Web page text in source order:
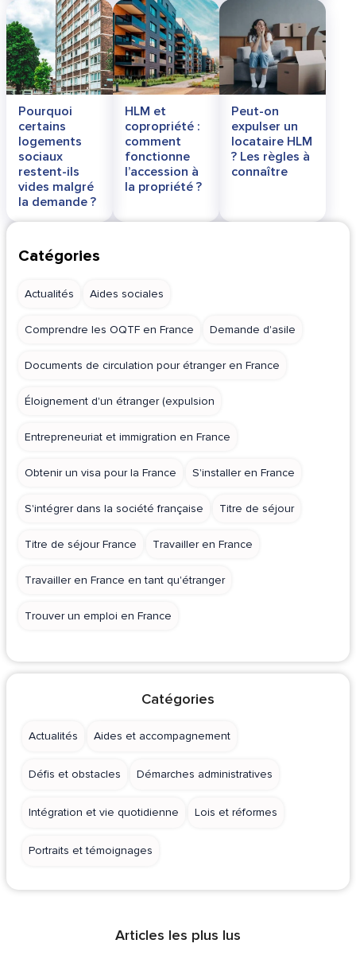
Pourquoi
certains
logements
sociaux
restent-ils
vides malgré
la demande ?
HLM et
copropriété :
comment
fonctionne
l’accession à
la propriété ?
Peut-on
expulser un
locataire HLM
? Les règles à
connaître
Catégories
Actualités Aides sociales
Comprendre les OQTF en France Demande d'asile
Documents de circulation pour étranger en France
Éloignement d'un étranger (expulsion
Entrepreneuriat et immigration en France
Obtenir un visa pour la France S'installer en France
S'intégrer dans la société française Titre de séjour
Titre de séjour France Travailler en France
Travailler en France en tant qu'étranger
Trouver un emploi en France
Catégories
Actualités Aides et accompagnement
Défis et obstacles Démarches administratives
Intégration et vie quotidienne Lois et réformes
Portraits et témoignages
Articles les plus lus